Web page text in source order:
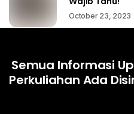
October 23, 2023
Semua Informasi
Perkuliahan Ada